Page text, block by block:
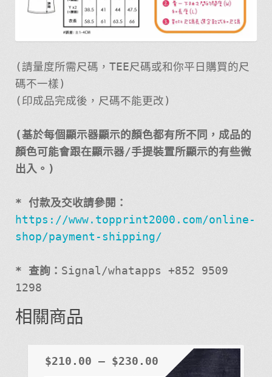
(請量度所需尺碼，TEE尺碼或和你平日購買的尺
碼不一樣)
(印成品完成後，尺碼不能更改)
(基於每個顯示器顯示的顏色都有所不同，成品的
顏色可能會跟在顯示器/手提裝置所顯示的有些微
出入。)
* 付款及交收請參閱：
https://www.topprint2000.com/online-
shop/payment-shipping/
* 查詢： Signal/whatapps +852 9509
1298
相關商品
$210.00 – $230.00